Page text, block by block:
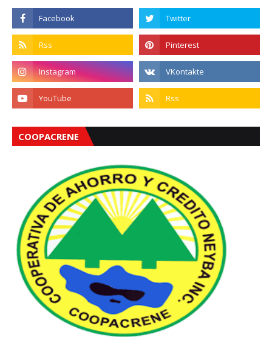
COOPACRENE